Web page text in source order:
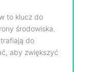
to klucz do
środowiska.
do
aby zwiększyć